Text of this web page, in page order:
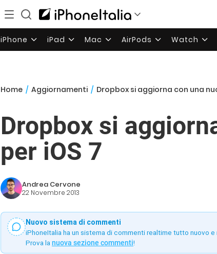
iPhone iPad Mac AirPods Watch
Home / Aggiornamenti / Dropbox si aggiorna con una
Dropbox si
per iOS 7
Andrea Cervone
22 Novembre 2013
Nuovo sistema di commenti
iPhoneItalia ha un sistema di commenti realtime tutto nuovo
Prova la nuova sezione commenti!